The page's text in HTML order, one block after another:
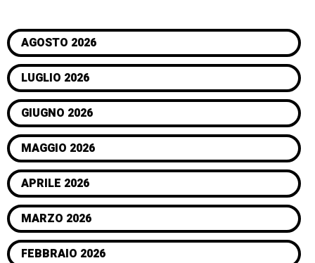
AGOSTO 2026
LUGLIO 2026
GIUGNO 2026
MAGGIO 2026
APRILE 2026
MARZO 2026
FEBBRAIO 2026